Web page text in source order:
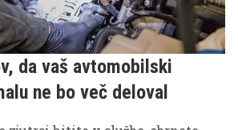
da vaš avtomobilski
ne bo več deloval